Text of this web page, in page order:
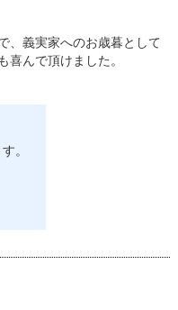
、義実家へのお歳暮として
喜んで頂けました。
。